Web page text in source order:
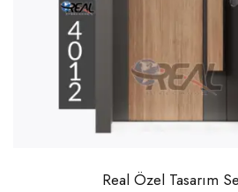
Real Özel Tasarım